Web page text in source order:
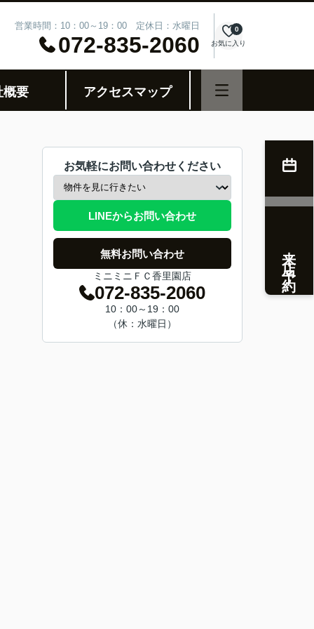
営業時間：10：00～19：00 定休日：水曜日
072-835-2060 お気に入り
0
概要 アクセスマップ
お気軽にお問い合わせください
LINEからお問い合わせ
無料お問い合わせ
ミニミニＦＣ香里園店
072-835-2060
10：00～19：00
（休：水曜日）
来店予約